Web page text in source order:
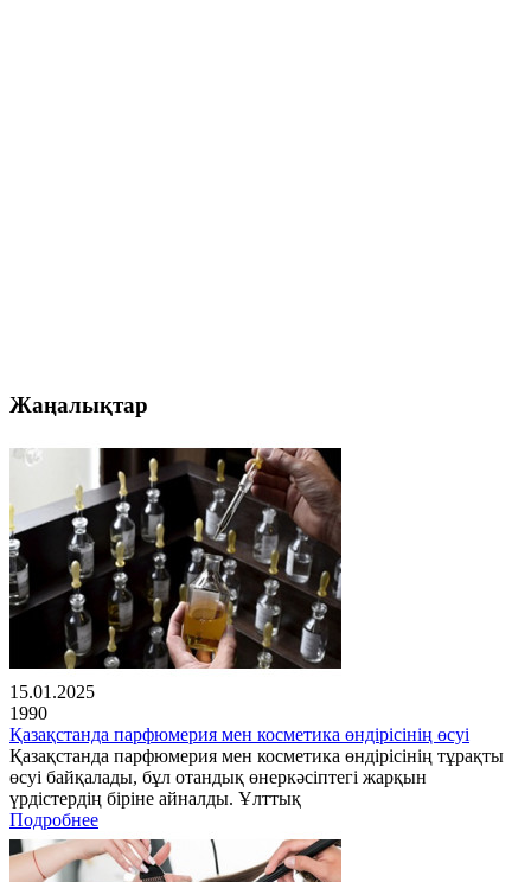
Жаңалықтар
15.01.2025
1990
Қазақстанда парфюмерия мен косметика өндірісінің өсуі
Қазақстанда парфюмерия мен косметика өндірісінің тұрақты
өсуі байқалады, бұл отандық өнеркәсіптегі жарқын
үрдістердің біріне айналды. Ұлттық
Подробнее